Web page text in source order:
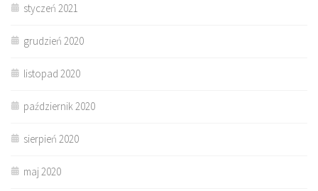
styczeń 2021
grudzień 2020
listopad 2020
październik 2020
sierpień 2020
maj 2020